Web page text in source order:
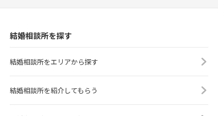
結婚相談所を探す
結婚相談所をエリアから探す
結婚相談所を紹介してもらう